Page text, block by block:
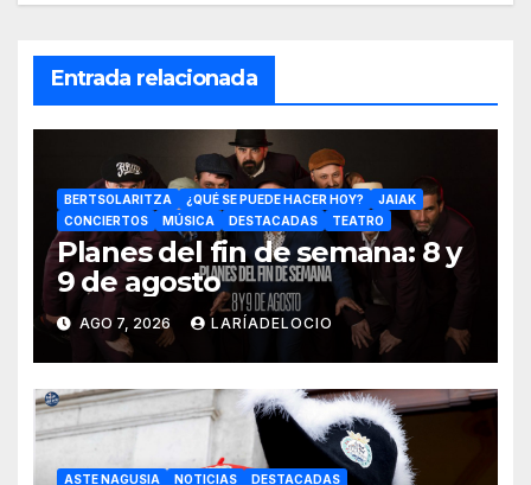
Entrada relacionada
BERTSOLARITZA ¿QUÉ SE PUEDE HACER HOY?
JAIAK
CONCIERTOS
MÚSICA DESTACADAS TEATRO
Planes del fin de semana: 8 y
9 de agosto
AGO 7, 2026 LARÍADELOCIO
ASTE NAGUSIA NOTICIAS DESTACADAS